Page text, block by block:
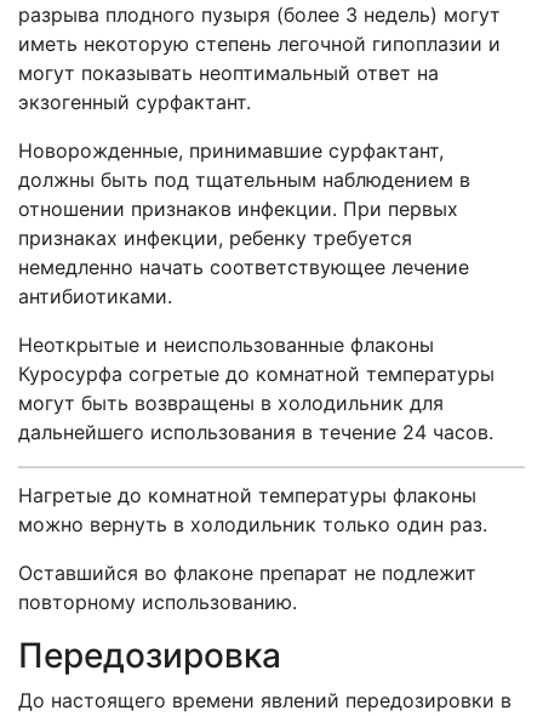
разрыва плодного пузыря (более 3 недель) могут
иметь некоторую степень легочной гипоплазии и
могут показывать неоптимальный ответ на
экзогенный сурфактант.
Новорожденные, принимавшие сурфактант,
должны быть под тщательным наблюдением в
отношении признаков инфекции. При первых
признаках инфекции, ребенку требуется
немедленно начать соответствующее лечение
антибиотиками.
Неоткрытые и неиспользованные флаконы
Куросурфа согретые до комнатной температуры
могут быть возвращены в холодильник для
дальнейшего использования в течение 24 часов.
Нагретые до комнатной температуры флаконы
можно вернуть в холодильник только один раз.
Оставшийся во флаконе препарат не подлежит
повторному использованию.
Передозировка
До настоящего времени явлений передозировки в